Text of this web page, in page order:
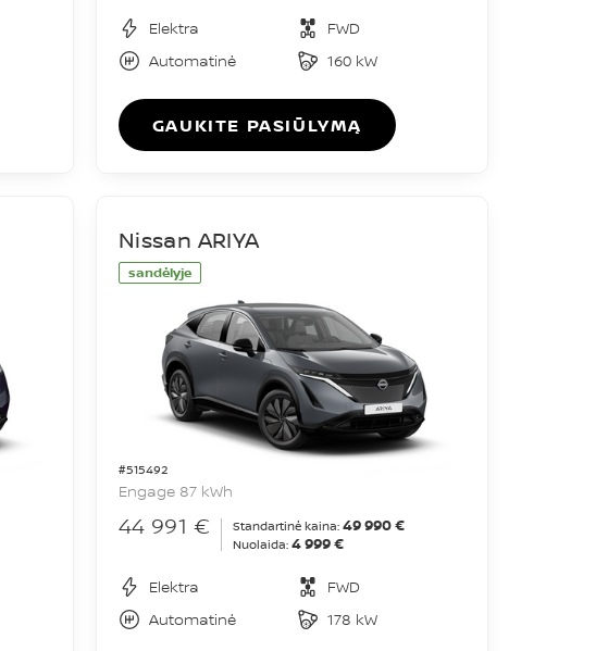
Elektra
FWD
Automatinė
160 kW
GAUKITE PASIŪLYMĄ
sandėlyje
#515492
Nissan ARIYA
Engage 87 kWh
44 991 € Standartinė kaina: 49 990 €
Nuolaida: 4 999 €
Elektra
FWD
Automatinė
178 kW